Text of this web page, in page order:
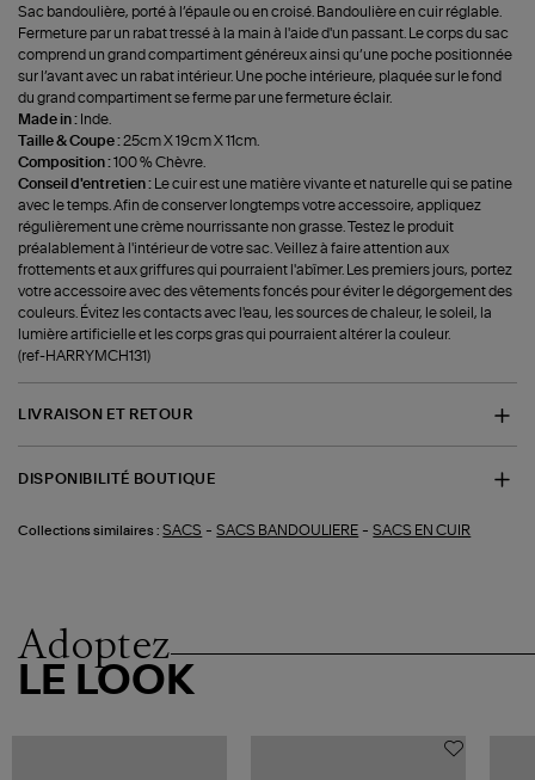
Sac bandoulière, porté à l’épaule ou en croisé. Bandoulière en cuir réglable.
Fermeture par un rabat tressé à la main à l'aide d'un passant. Le corps du sac
comprend un grand compartiment généreux ainsi qu’une poche positionnée
sur l’avant avec un rabat intérieur. Une poche intérieure, plaquée sur le fond
du grand compartiment se ferme par une fermeture éclair.
Made in : Inde.
Taille & Coupe :25cm X 19cm X 11cm.
Composition :100 % Chèvre.
Conseil d'entretien :
Le cuir est une matière vivante et naturelle qui se patine
avec le temps. Afin de conserver longtemps votre accessoire, appliquez
régulièrement une crème nourrissante non grasse. Testez le produit
préalablement à l'intérieur de votre sac. Veillez à faire attention aux
frottements et aux griffures qui pourraient l'abîmer. Les premiers jours, portez
votre accessoire avec des vêtements foncés pour éviter le dégorgement des
couleurs. Évitez les contacts avec l'eau, les sources de chaleur, le soleil, la
lumière artificielle et les corps gras qui pourraient altérer la couleur.
(ref-HARRYMCH131)
LIVRAISON ET RETOUR
DISPONIBILITÉ BOUTIQUE
Collections similaires : SACS -SACS BANDOULIERE -SACS EN CUIR
Adoptez
LE LOOK